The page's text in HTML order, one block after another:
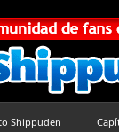
Shippuden